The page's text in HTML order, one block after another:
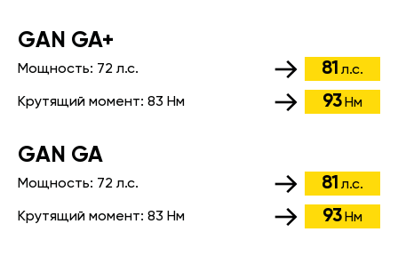
GАN GA+
Мощность: 72 л.с. 81 л.с.
Крутящий момент: 83 Нм 93 Нм
GАN GA
Мощность: 72 л.с. 81 л.с.
Крутящий момент: 83 Нм 93 Нм